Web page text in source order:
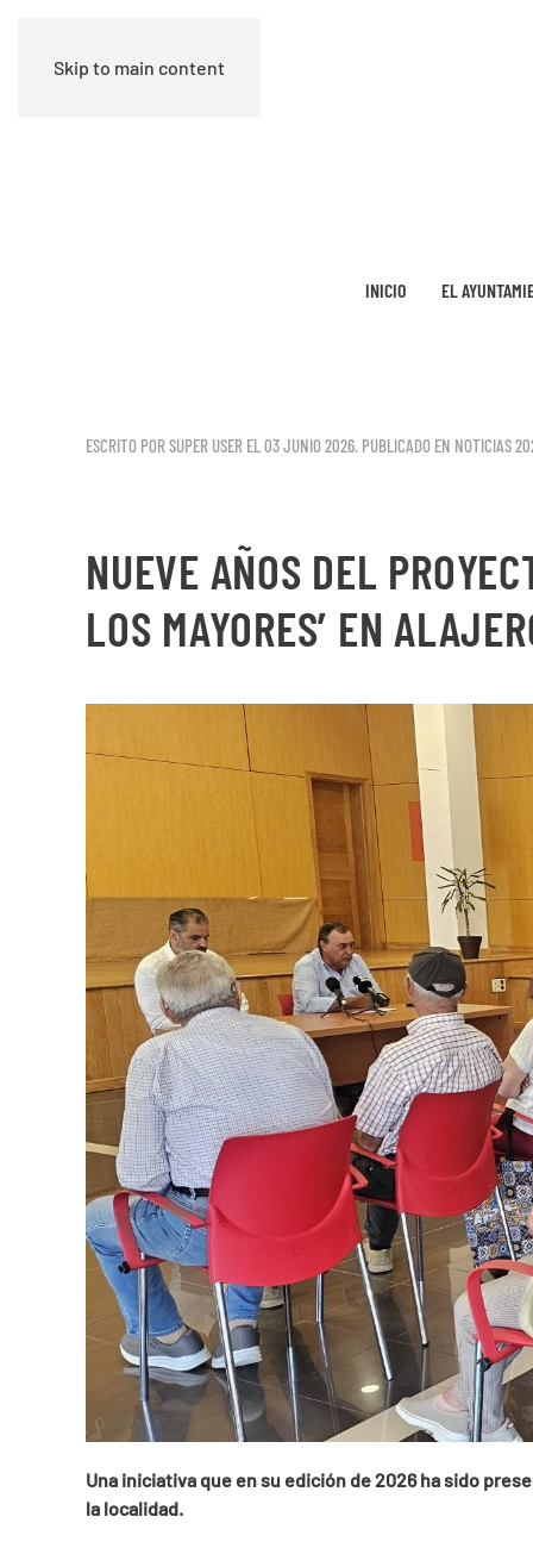
Skip to main content
INICIO EL
ESCRITO POR SUPER USER EL03 JUNIO 2026. PUBLICADO EN NOTICIAS
NUEVE AÑOS DEL
LOS MAYORES’ EN
Una iniciativa que en su edición de 2026 ha sido
la localidad.